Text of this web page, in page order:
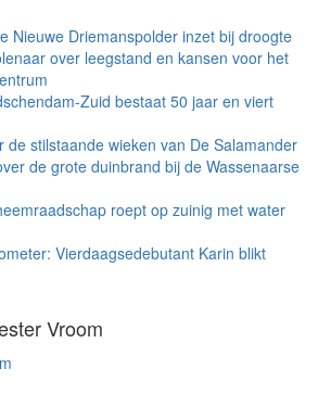
Nieuwe Driemanspolder inzet bij droogte
over leegstand en kansen voor het
Zuid bestaat 50 jaar en viert
de stilstaande wieken van De Salamander
de grote duinbrand bij de Wassenaarse
roept op zuinig met water
Vierdaagsedebutant Karin blikt
Vroom